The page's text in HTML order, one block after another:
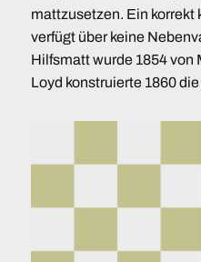
mattzusetzen. Ein
verfügt über keine
Hilfsmatt wurde 1854 von
Loyd konstruierte 1860